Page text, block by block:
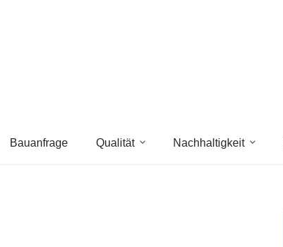
Bauanfrage Qualität Nachhaltigkeit